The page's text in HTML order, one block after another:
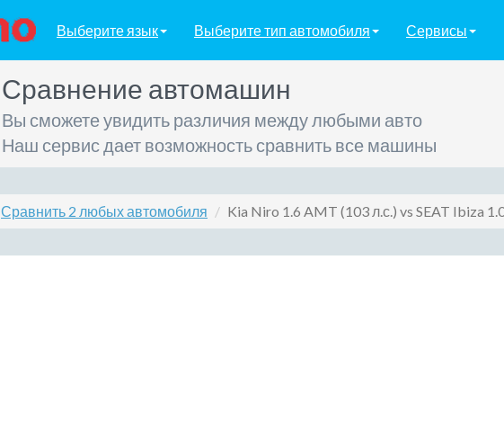
Выберите язык Выберите тип автомобиля Сервисы
Сравнение автомашин
Вы сможете увидить различия между любыми авто
Наш сервис дает возможность сравнить все машины
Сравнить 2 любых автомобиля Kia Niro 1.6 AMT (103 л.с.) vs SEAT Ibiza